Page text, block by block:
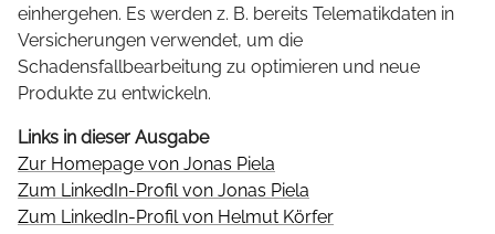
einhergehen. Es werden z. B. bereits Telematikdaten in
Versicherungen verwendet, um die
Schadensfallbearbeitung zu optimieren und neue
Produkte zu entwickeln.
Links in dieser Ausgabe
Zur Homepage von Jonas Piela
Zum LinkedIn-Profil von Jonas Piela
Zum LinkedIn-Profil von Helmut Körfer